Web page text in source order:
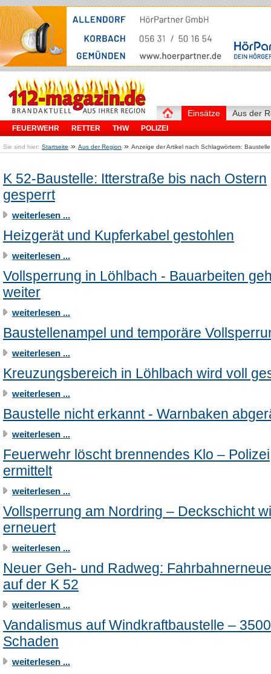
Einsätze
FEUERWEHR RETTER THW POLIZEI
Aus der
Sie sind hier: Startseite » Aus der Region » Anzeige der Artikel nach Schlagwörtern: Baustelle
K 52-Baustelle: Itterstraße bis nach Ostern
gesperrt
weiterlesen ...
Heizgerät und Kupferkabel gestohlen
weiterlesen ...
Vollsperrung in Löhlbach - Bauarbeiten
weiter
weiterlesen ...
Baustellenampel und temporäre
weiterlesen ...
Kreuzungsbereich in Löhlbach wird voll
weiterlesen ...
Baustelle nicht erkannt - Warnbaken
weiterlesen ...
Feuerwehr löscht brennendes Klo – Polizei
ermittelt
weiterlesen ...
Vollsperrung am Nordring – Deckschicht
erneuert
weiterlesen ...
Neuer Geh- und Radweg:
auf der K 52
weiterlesen ...
Vandalismus auf Windkraftbaustelle –
Schaden
weiterlesen ...